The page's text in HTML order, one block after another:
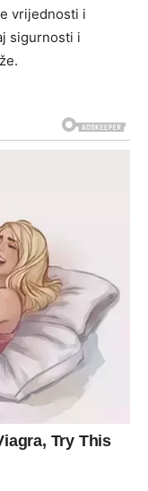
vrijednosti i
sigurnosti i